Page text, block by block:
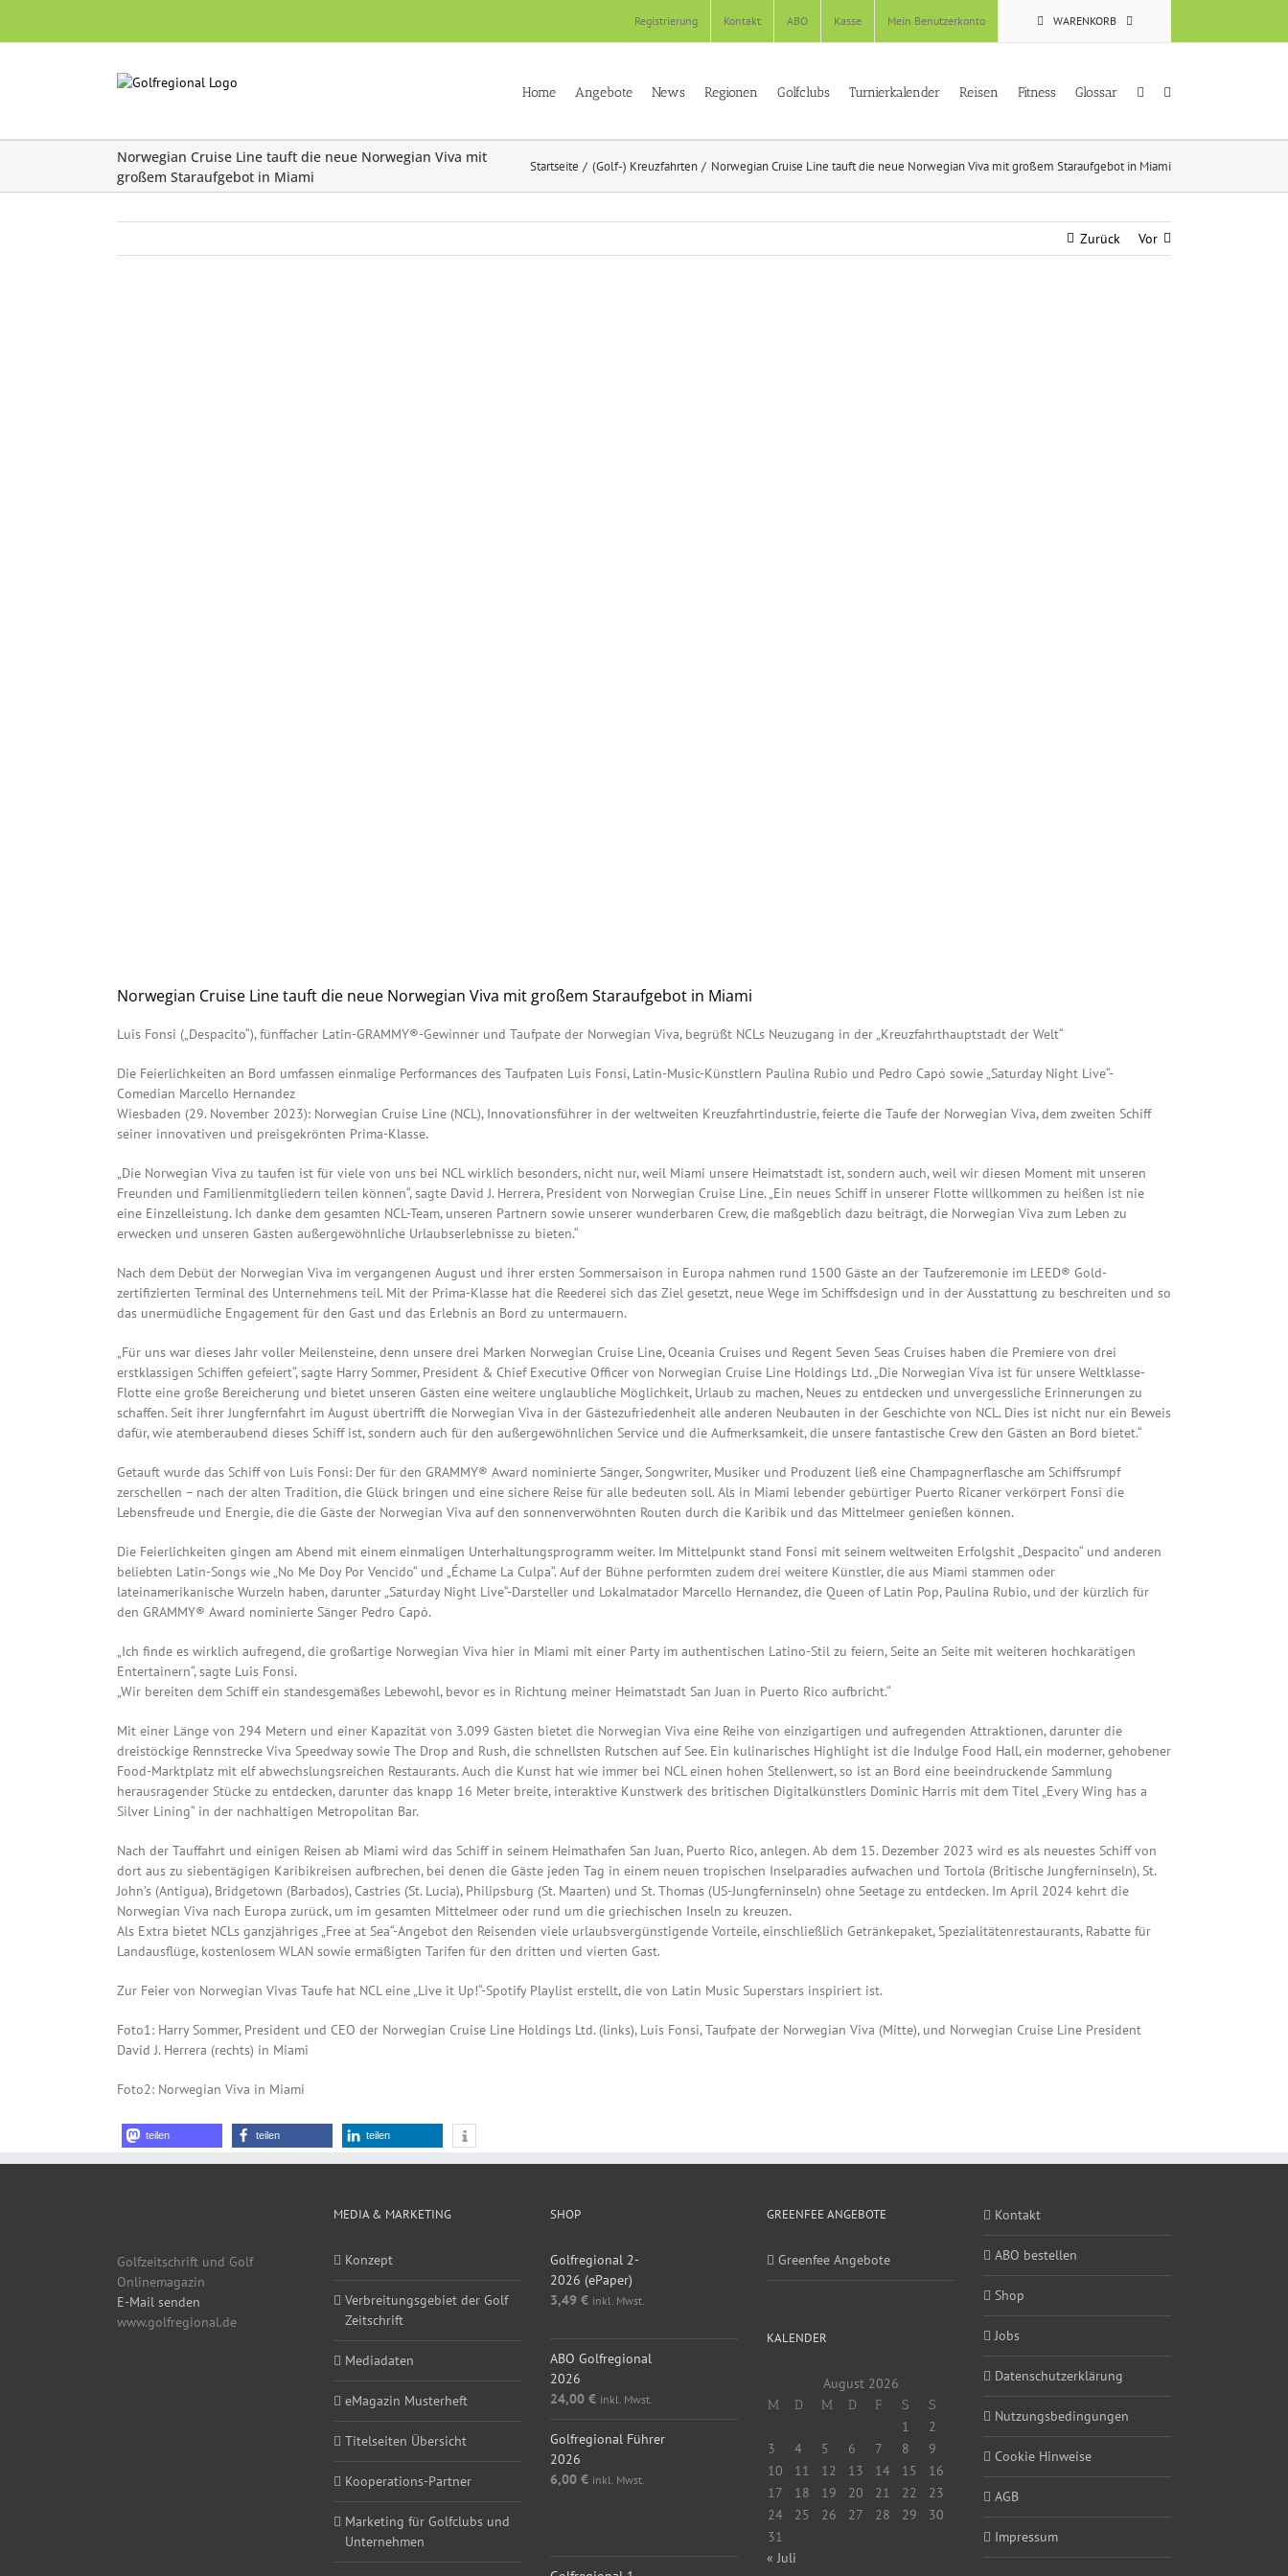
content
Registrierung Kontakt ABO Kasse Mein Benutzerkonto WARENKORB
Home Angebote News Regionen Golfclubs Turnierkalender Reisen Fitness Glossar
Norwegian Cruise Line tauft die neue Norwegian Viva mit
großem Staraufgebot in Miami
Startseite (Golf-) Kreuzfahrten Norwegian Cruise Line tauft die neue Norwegian Viva mit großem Staraufgebot in Miami
Zurück Vor
Norwegian Cruise Line tauft die neue Norwegian Viva mit großem Staraufgebot in Miami
Luis Fonsi („Despacito“), fünffacher Latin-GRAMMY®-Gewinner und Taufpate der Norwegian Viva, begrüßt NCLs Neuzugang in der „Kreuzfahrthauptstadt der Welt“
Die Feierlichkeiten an Bord umfassen einmalige Performances des Taufpaten Luis Fonsi, Latin-Music-Künstlern Paulina Rubio und Pedro Capó sowie „Saturday Night Live“-
Comedian Marcello Hernandez
Wiesbaden (29. November 2023): Norwegian Cruise Line (NCL), Innovationsführer in der weltweiten Kreuzfahrtindustrie, feierte die Taufe der Norwegian Viva, dem zweiten Schiff
seiner innovativen und preisgekrönten Prima-Klasse.
„Die Norwegian Viva zu taufen ist für viele von uns bei NCL wirklich besonders, nicht nur, weil Miami unsere Heimatstadt ist, sondern auch, weil wir diesen Moment mit unseren
Freunden und Familienmitgliedern teilen können“, sagte David J. Herrera, President von Norwegian Cruise Line. „Ein neues Schiff in unserer Flotte willkommen zu heißen ist nie
eine Einzelleistung. Ich danke dem gesamten NCL-Team, unseren Partnern sowie unserer wunderbaren Crew, die maßgeblich dazu beiträgt, die Norwegian Viva zum Leben zu
erwecken und unseren Gästen außergewöhnliche Urlaubserlebnisse zu bieten.“
Nach dem Debüt der Norwegian Viva im vergangenen August und ihrer ersten Sommersaison in Europa nahmen rund 1500 Gäste an der Taufzeremonie im LEED® Gold-
zertifizierten Terminal des Unternehmens teil. Mit der Prima-Klasse hat die Reederei sich das Ziel gesetzt, neue Wege im Schiffsdesign und in der Ausstattung zu beschreiten und so
das unermüdliche Engagement für den Gast und das Erlebnis an Bord zu untermauern.
„Für uns war dieses Jahr voller Meilensteine, denn unsere drei Marken Norwegian Cruise Line, Oceania Cruises und Regent Seven Seas Cruises haben die Premiere von drei
erstklassigen Schiffen gefeiert“, sagte Harry Sommer, President & Chief Executive Officer von Norwegian Cruise Line Holdings Ltd. „Die Norwegian Viva ist für unsere Weltklasse-
Flotte eine große Bereicherung und bietet unseren Gästen eine weitere unglaubliche Möglichkeit, Urlaub zu machen, Neues zu entdecken und unvergessliche Erinnerungen zu
schaffen. Seit ihrer Jungfernfahrt im August übertrifft die Norwegian Viva in der Gästezufriedenheit alle anderen Neubauten in der Geschichte von NCL. Dies ist nicht nur ein Beweis
dafür, wie atemberaubend dieses Schiff ist, sondern auch für den außergewöhnlichen Service und die Aufmerksamkeit, die unsere fantastische Crew den Gästen an Bord bietet.“
Getauft wurde das Schiff von Luis Fonsi: Der für den GRAMMY® Award nominierte Sänger, Songwriter, Musiker und Produzent ließ eine Champagnerflasche am Schiffsrumpf
zerschellen – nach der alten Tradition, die Glück bringen und eine sichere Reise für alle bedeuten soll. Als in Miami lebender gebürtiger Puerto Ricaner verkörpert Fonsi die
Lebensfreude und Energie, die die Gäste der Norwegian Viva auf den sonnenverwöhnten Routen durch die Karibik und das Mittelmeer genießen können.
Die Feierlichkeiten gingen am Abend mit einem einmaligen Unterhaltungsprogramm weiter. Im Mittelpunkt stand Fonsi mit seinem weltweiten Erfolgshit „Despacito“ und anderen
beliebten Latin-Songs wie „No Me Doy Por Vencido“ und „Échame La Culpa“. Auf der Bühne performten zudem drei weitere Künstler, die aus Miami stammen oder
lateinamerikanische Wurzeln haben, darunter „Saturday Night Live“-Darsteller und Lokalmatador Marcello Hernandez, die Queen of Latin Pop, Paulina Rubio, und der kürzlich für
den GRAMMY® Award nominierte Sänger Pedro Capó.
„Ich finde es wirklich aufregend, die großartige Norwegian Viva hier in Miami mit einer Party im authentischen Latino-Stil zu feiern, Seite an Seite mit weiteren hochkarätigen
Entertainern“, sagte Luis Fonsi.
„Wir bereiten dem Schiff ein standesgemäßes Lebewohl, bevor es in Richtung meiner Heimatstadt San Juan in Puerto Rico aufbricht.“
Mit einer Länge von 294 Metern und einer Kapazität von 3.099 Gästen bietet die Norwegian Viva eine Reihe von einzigartigen und aufregenden Attraktionen, darunter die
dreistöckige Rennstrecke Viva Speedway sowie The Drop and Rush, die schnellsten Rutschen auf See. Ein kulinarisches Highlight ist die Indulge Food Hall, ein moderner, gehobener
Food-Marktplatz mit elf abwechslungsreichen Restaurants. Auch die Kunst hat wie immer bei NCL einen hohen Stellenwert, so ist an Bord eine beeindruckende Sammlung
herausragender Stücke zu entdecken, darunter das knapp 16 Meter breite, interaktive Kunstwerk des britischen Digitalkünstlers Dominic Harris mit dem Titel „Every Wing has a
Silver Lining“ in der nachhaltigen Metropolitan Bar.
Nach der Tauffahrt und einigen Reisen ab Miami wird das Schiff in seinem Heimathafen San Juan, Puerto Rico, anlegen. Ab dem 15. Dezember 2023 wird es als neuestes Schiff von
dort aus zu siebentägigen Karibikreisen aufbrechen, bei denen die Gäste jeden Tag in einem neuen tropischen Inselparadies aufwachen und Tortola (Britische Jungferninseln), St.
John’s (Antigua), Bridgetown (Barbados), Castries (St. Lucia), Philipsburg (St. Maarten) und St. Thomas (US-Jungferninseln) ohne Seetage zu entdecken. Im April 2024 kehrt die
Norwegian Viva nach Europa zurück, um im gesamten Mittelmeer oder rund um die griechischen Inseln zu kreuzen.
Als Extra bietet NCLs ganzjähriges „Free at Sea“-Angebot den Reisenden viele urlaubsvergünstigende Vorteile, einschließlich Getränkepaket, Spezialitätenrestaurants, Rabatte für
Landausflüge, kostenlosem WLAN sowie ermäßigten Tarifen für den dritten und vierten Gast.
Zur Feier von Norwegian Vivas Taufe hat NCL eine „Live it Up!“-Spotify Playlist erstellt, die von Latin Music Superstars inspiriert ist.
Foto1: Harry Sommer, President und CEO der Norwegian Cruise Line Holdings Ltd. (links), Luis Fonsi, Taufpate der Norwegian Viva (Mitte), und Norwegian Cruise Line President
David J. Herrera (rechts) in Miami
Foto2: Norwegian Viva in Miami
teilen teilen teilen
Golfzeitschrift und Golf
Onlinemagazin
E-Mail senden
www.golfregional.de
MEDIA & MARKETING
Konzept
Verbreitungsgebiet der Golf
Zeitschrift
Mediadaten
eMagazin Musterheft
Titelseiten Übersicht
Kooperations-Partner
Marketing für Golfclubs und
Unternehmen
SHOP
Golfregional 2-
2026 (ePaper)
3,49 € inkl. Mwst.
ABO Golfregional
2026
24,00 € inkl. Mwst.
Golfregional Führer
2026
6,00 € inkl. Mwst.
GREENFEE ANGEBOTE
Greenfee Angebote
KALENDER
August 2026
M D M D F S S
1
2
3
4 5 6 7 8
9
10
11 12 13 14 15
16
17
18 19 20 21 22
23
24
25 26 27 28 29
30
31
« Juli
Kontakt
ABO bestellen
Shop
Jobs
Datenschutzerklärung
Nutzungsbedingungen
Cookie Hinweise
AGB
Impressum